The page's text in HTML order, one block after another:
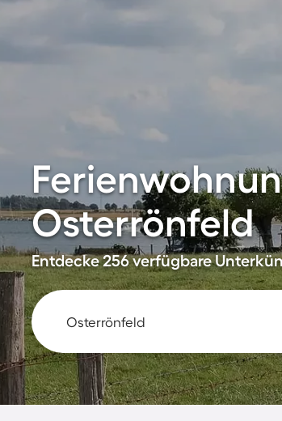
Osterrönfeld
Entdecke 256 verfügbare